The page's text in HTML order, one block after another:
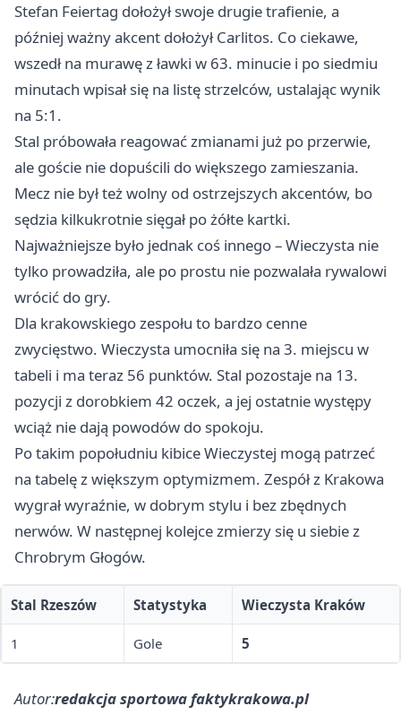
Stefan Feiertag dołożył swoje drugie trafienie, a
później ważny akcent dołożył Carlitos. Co ciekawe,
wszedł na murawę z ławki w 63. minucie i po siedmiu
minutach wpisał się na listę strzelców, ustalając wynik
na 5:1.
Stal próbowała reagować zmianami już po przerwie,
ale goście nie dopuścili do większego zamieszania.
Mecz nie był też wolny od ostrzejszych akcentów, bo
sędzia kilkukrotnie sięgał po żółte kartki.
Najważniejsze było jednak coś innego – Wieczysta nie
tylko prowadziła, ale po prostu nie pozwalała rywalowi
wrócić do gry.
Dla krakowskiego zespołu to bardzo cenne
zwycięstwo. Wieczysta umocniła się na 3. miejscu w
tabeli i ma teraz 56 punktów. Stal pozostaje na 13.
pozycji z dorobkiem 42 oczek, a jej ostatnie występy
wciąż nie dają powodów do spokoju.
Po takim popołudniu kibice Wieczystej mogą patrzeć
na tabelę z większym optymizmem. Zespół z Krakowa
wygrał wyraźnie, w dobrym stylu i bez zbędnych
nerwów. W następnej kolejce zmierzy się u siebie z
Chrobrym Głogów.
Stal Rzeszów Statystyka Wieczysta Kraków
1 Gole 5
Autor:redakcja sportowa faktykrakowa.pl